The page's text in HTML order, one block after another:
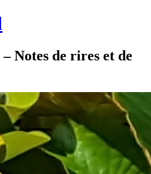
Notes de rires et de